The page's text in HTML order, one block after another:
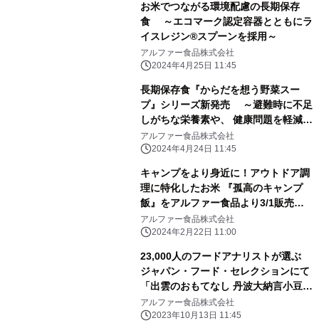
お米でつながる環境配慮の長期保存
食 ～エコマーク認定容器とともにラ
イスレジン®スプーンを採用～
アルファー食品株式会社
2024年4月25日 11:45
長期保存食『からだを想う野菜スー
プ』シリーズ新発売 ～避難時に不足
しがちな栄養素や、 健康問題を軽減す
る成分をプラス～
アルファー食品株式会社
2024年4月24日 11:45
キャンプをより身近に！アウトドア調
理に特化したお米 『孤高のキャンプ
飯』をアルファー食品より3/1販売開
始
アルファー食品株式会社
2024年2月22日 11:00
23,000人のフードアナリストが選ぶ
ジャパン・フード・セレクションにて
「出雲のおもてなし 丹波大納言小豆の
お赤飯」グランプリ受賞
アルファー食品株式会社
2023年10月13日 11:45